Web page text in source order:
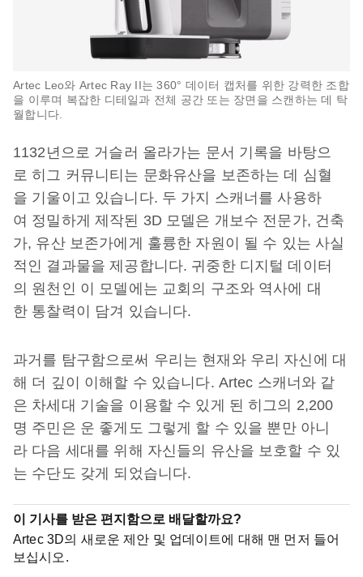
Artec Leo와 Artec Ray II는 360° 데이터 캡처를 위한 강력한 조합
을 이루며 복잡한 디테일과 전체 공간 또는 장면을 스캔하는 데 탁
월합니다.
1132년으로 거슬러 올라가는 문서 기록을 바탕으
로 히그 커뮤니티는 문화유산을 보존하는 데 심혈
을 기울이고 있습니다. 두 가지 스캐너를 사용하
여 정밀하게 제작된 3D 모델은 개보수 전문가, 건축
가, 유산 보존가에게 훌륭한 자원이 될 수 있는 사실
적인 결과물을 제공합니다. 귀중한 디지털 데이터
의 원천인 이 모델에는 교회의 구조와 역사에 대
한 통찰력이 담겨 있습니다.
과거를 탐구함으로써 우리는 현재와 우리 자신에 대
해 더 깊이 이해할 수 있습니다. Artec 스캐너와 같
은 차세대 기술을 이용할 수 있게 된 히그의 2,200
명 주민은 운 좋게도 그렇게 할 수 있을 뿐만 아니
라 다음 세대를 위해 자신들의 유산을 보호할 수 있
는 수단도 갖게 되었습니다.
이 기사를 받은 편지함으로 배달할까요?
Artec 3D의 새로운 제안 및 업데이트에 대해 맨 먼저 들어
보십시오.